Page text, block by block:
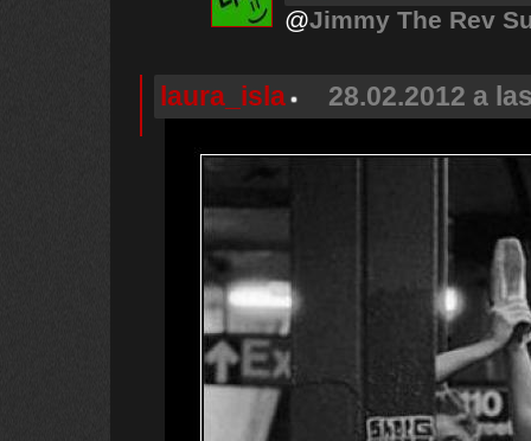
@Jimmy The Rev
laura_isla 28.02.2012 a